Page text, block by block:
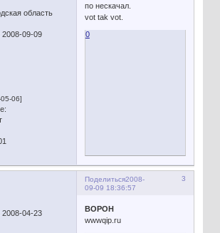
область
2008-09-09
06]
по нескачал.
vot tak vot.
0
Поделиться 3
2008-
09-09 18:36:57
2008-04-23
BOPOH
wwwqip.ru